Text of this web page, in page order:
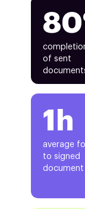
of sent
1h
average
to signed
document